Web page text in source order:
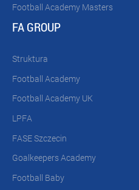
Football Academy Masters
FA GROUP
Struktura
Football Academy
Football Academy UK
LPFA
FASE Szczecin
Goalkeepers Academy
Football Baby